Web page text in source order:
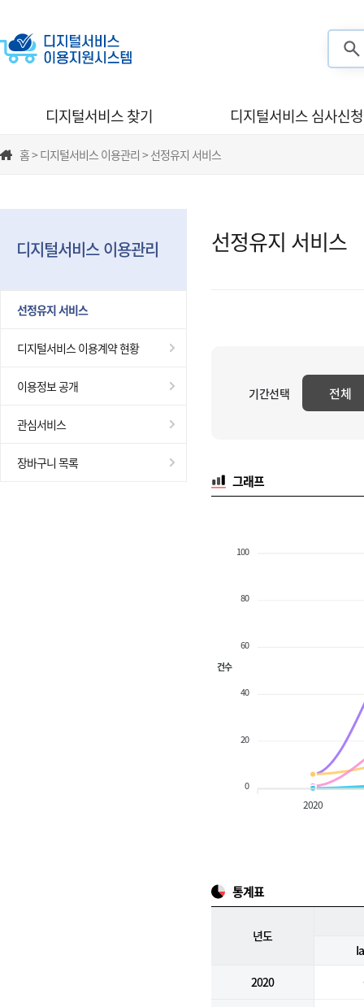
디지털서비스 찾기 디지털서비스 심사신청
홈 > 디지털서비스 이용관리 > 선정유지 서비스
디지털서비스 이용관리
선정유지 서비스
디지털서비스 이용계약 현황
이용정보 공개
관심서비스
장바구니 목록
선정유지 서비스
기간선택 전체
그래프
100
80
60
40
20
0
건수
2020
통계표
년도
2020